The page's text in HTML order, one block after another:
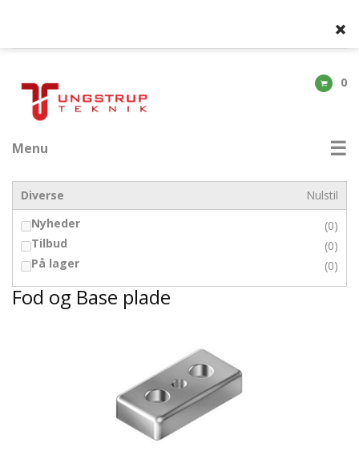
0
Menu
Diverse
Nulstil
Nyheder
(0)
Tilbud
(0)
På lager
(0)
Fod og Base plade